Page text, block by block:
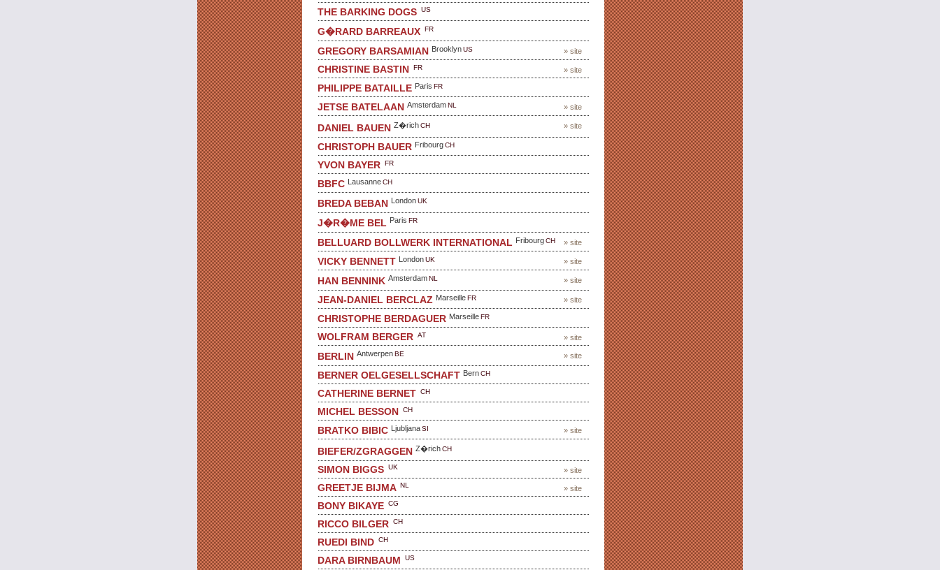
THE BARKING DOGS US
G�RARD BARREAUX FR
» site
GREGORY BARSAMIAN BrooklynUS
» site
CHRISTINE BASTIN FR
PHILIPPE BATAILLE Paris FR
» site
JETSE BATELAAN AmsterdamNL
» site
DANIEL BAUEN Z�richCH
CHRISTOPH BAUER FribourgCH
YVON BAYER FR
BBFC LausanneCH
BREDA BEBAN LondonUK
J�R�ME BEL Paris FR
» site
BELLUARD BOLLWERK INTERNATIONAL FribourgCH
» site
VICKY BENNETT LondonUK
» site
HAN BENNINK Amsterdam NL
» site
JEAN-DANIEL BERCLAZ MarseilleFR
CHRISTOPHE BERDAGUER MarseilleFR
» site
WOLFRAM BERGER AT
» site
BERLIN Antwerpen BE
BERNER OELGESELLSCHAFT BernCH
CATHERINE BERNET CH
MICHEL BESSON CH
» site
BRATKO BIBIC LjubljanaSI
BIEFER/ZGRAGGEN Z�richCH
» site
SIMON BIGGS UK
» site
GREETJE BIJMA NL
BONY BIKAYE CG
RICCO BILGER CH
RUEDI BIND CH
DARA BIRNBAUM US